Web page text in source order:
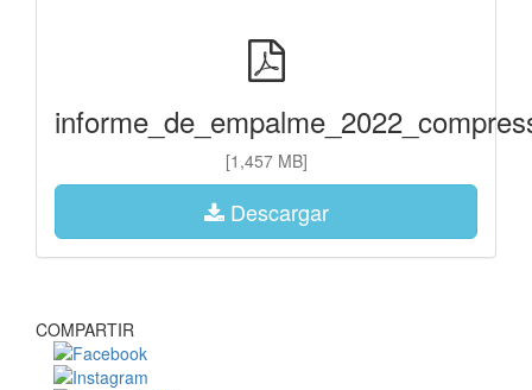
[1,457 MB]
Descargar
COMPARTIR